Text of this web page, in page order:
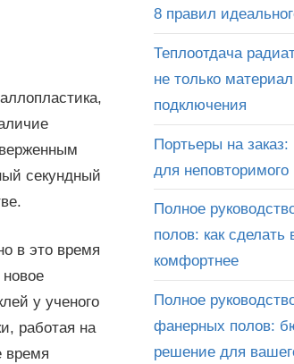
секундный
в это время
у ученого
работая на
время
8 правил
Теплоотдача
не только
подключения
Портьеры на
для неповторимого
Полное
полов: как
комфортнее
Полное
фанерных полов:
решение для